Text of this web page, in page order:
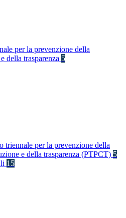
per la prevenzione della
della trasparenza 5
triennale per la prevenzione della
e della trasparenza (PTPCT) 5
15